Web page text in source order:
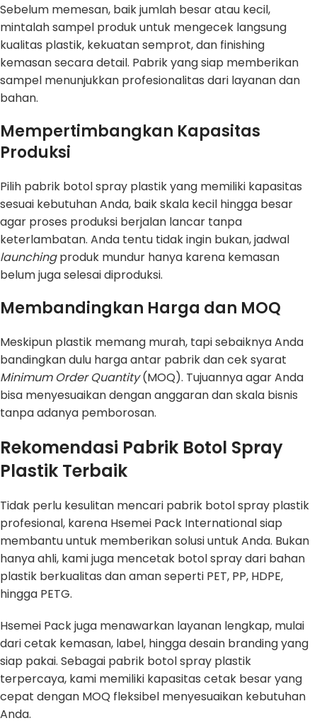
Sebelum memesan, baik jumlah besar atau kecil,
mintalah sampel produk untuk mengecek langsung
kualitas plastik, kekuatan semprot, dan finishing
kemasan secara detail. Pabrik yang siap memberikan
sampel menunjukkan profesionalitas dari layanan dan
bahan.
Mempertimbangkan Kapasitas
Produksi
Pilih pabrik botol spray plastik yang memiliki kapasitas
sesuai kebutuhan Anda, baik skala kecil hingga besar
agar proses produksi berjalan lancar tanpa
keterlambatan. Anda tentu tidak ingin bukan, jadwal
launchingproduk mundur hanya karena kemasan
belum juga selesai diproduksi.
Membandingkan Harga dan MOQ
Meskipun plastik memang murah, tapi sebaiknya Anda
bandingkan dulu harga antar pabrik dan cek syarat
Minimum Order Quantity(MOQ). Tujuannya agar Anda
bisa menyesuaikan dengan anggaran dan skala bisnis
tanpa adanya pemborosan.
Rekomendasi Pabrik Botol Spray
Plastik Terbaik
Tidak perlu kesulitan mencari pabrik botol spray plastik
profesional, karena Hsemei Pack International siap
membantu untuk memberikan solusi untuk Anda. Bukan
hanya ahli, kami juga mencetak botol spray dari bahan
plastik berkualitas dan aman seperti PET, PP, HDPE,
hingga PETG.
Hsemei Pack juga menawarkan layanan lengkap, mulai
dari cetak kemasan, label, hingga desain branding yang
siap pakai. Sebagai pabrik botol spray plastik
terpercaya, kami memiliki kapasitas cetak besar yang
cepat dengan MOQ fleksibel menyesuaikan kebutuhan
Anda.